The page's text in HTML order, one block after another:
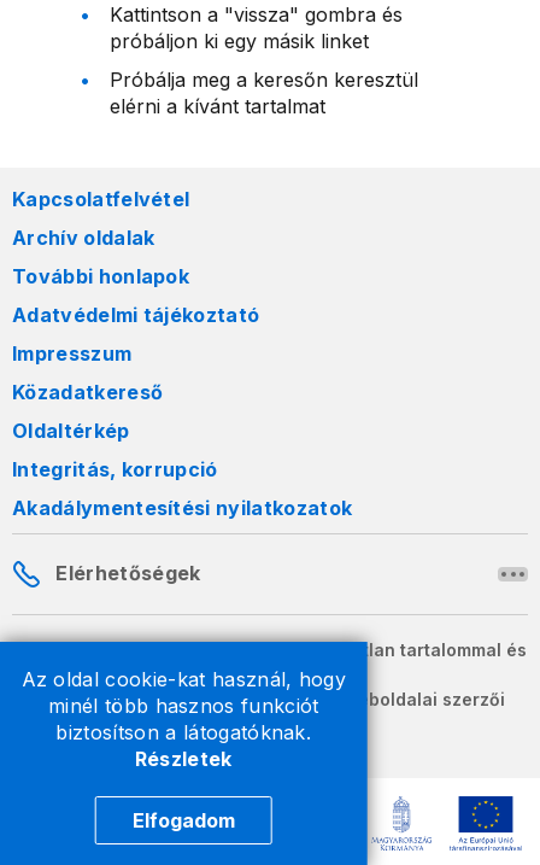
Az oldal cookie-kat használ, hogy
minél több hasznos funkciót
biztosítson a látogatóknak.
Részletek
Elfogadom
Kattintson a "vissza" gombra és
próbáljon ki egy másik linket
Próbálja meg a keresőn keresztül
elérni a kívánt tartalmat
Kapcsolatfelvétel
Archív oldalak
További honlapok
Adatvédelmi tájékoztató
Impresszum
Közadatkereső
Oldaltérkép
Integritás, korrupció
Akadálymentesítési nyilatkozatok
Elérhetőségek
A honlapon szereplő információk változatlan tartalommal és
formában szabadon terjeszthetők.
2026 © A Nemzeti Adó- és Vámhivatal weboldalai szerzői
jogvédelem alatt állnak.